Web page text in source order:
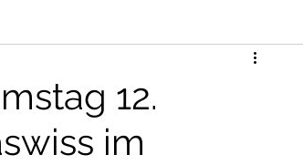
Schwierige Betreuungssituationen
12.
im